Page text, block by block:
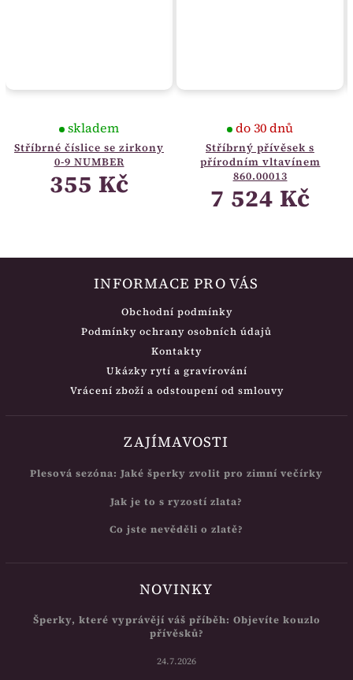
Stříbrné číslice se zirkony
0-9 NUMBER
skladem
355 Kč
Stříbrný přívěsek s
přírodním vltavínem
860.00013
do 30 dnů
7 524 Kč
INFORMACE PRO VÁS
Obchodní podmínky
Podmínky ochrany osobních údajů
Kontakty
Ukázky rytí a gravírování
Vrácení zboží a odstoupení od smlouvy
ZAJÍMAVOSTI
Plesová sezóna: Jaké šperky zvolit pro zimní večírky
Jak je to s ryzostí zlata?
Co jste nevěděli o zlatě?
NOVINKY
Šperky, které vyprávějí váš příběh: Objevíte kouzlo
přívěsků?
24.7.2026